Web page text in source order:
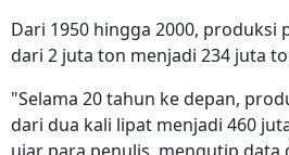
Dari 1950 hingga 2000, produksi
dari 2 juta ton menjadi 234 juta
"Selama 20 tahun ke depan,
dari dua kali lipat menjadi 460